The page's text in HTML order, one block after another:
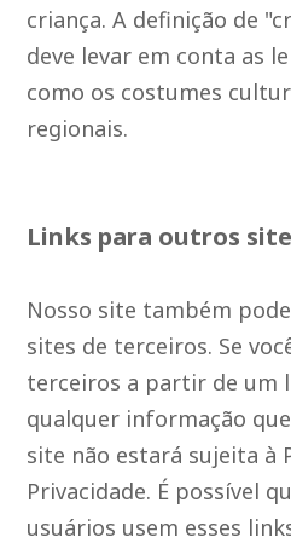
criança. A definição de
deve levar em conta as
como os costumes
regionais.
Links para outros
Nosso site também
sites de terceiros. Se
terceiros a partir de um
qualquer informação
site não estará sujeita à
Privacidade. É possível
usuários usem esses